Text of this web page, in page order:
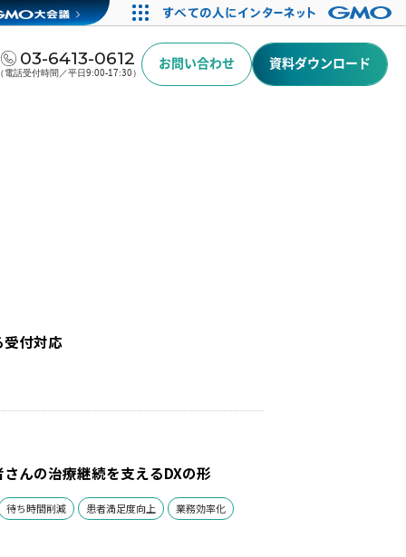
03-6413-0612
電話受付時間／平日9:00-17:30）
お問い合わせ 資料ダウンロード
付対応
んの治療継続を支えるDXの形
待ち時間削減 患者満足度向上 業務効率化